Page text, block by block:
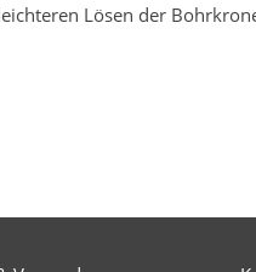
Lösen der